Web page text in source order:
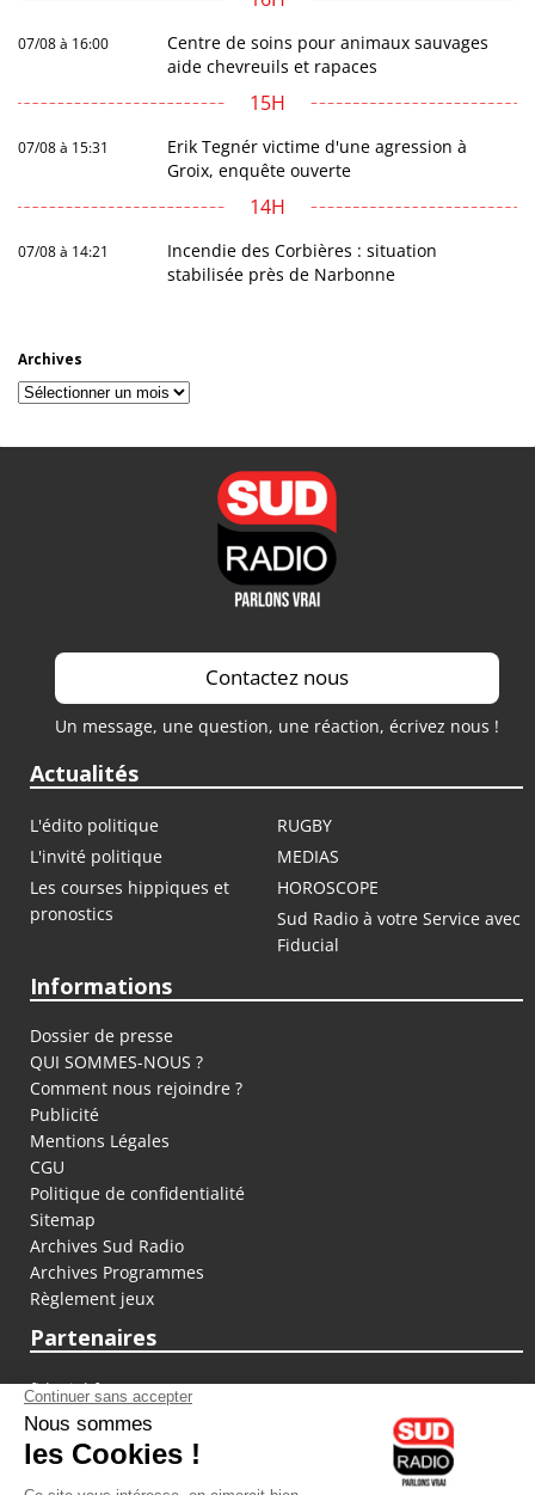
07/08 à 16:00
Centre de soins pour animaux sauvages
aide chevreuils et rapaces
15H
07/08 à 15:31
Erik Tegnér victime d'une agression à
Groix, enquête ouverte
14H
07/08 à 14:21
Incendie des Corbières : situation
stabilisée près de Narbonne
Archives
Archives
Contactez nous
Un message, une question, une réaction, écrivez nous !
Actualités
L'édito politique
RUGBY
L'invité politique
MEDIAS
Les courses hippiques et
pronostics
HOROSCOPE
Sud Radio à votre Service avec
Fiducial
Informations
Dossier de presse
QUI SOMMES-NOUS ?
Comment nous rejoindre ?
Publicité
Mentions Légales
CGU
Politique de confidentialité
Sitemap
Archives Sud Radio
Archives Programmes
Règlement jeux
Partenaires
fiducial.fr
lyoncapitale.fr
olympique-et-lyonnais.com